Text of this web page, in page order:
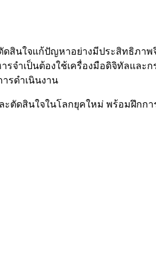
ใจแก้ปัญหาอย่างมีประสิทธิภาพ
ำเป็นต้องใช้เครื่องมือดิจิทัลและก
รดำเนินงาน
สินใจในโลกยุคใหม่ พร้อมฝึกกา